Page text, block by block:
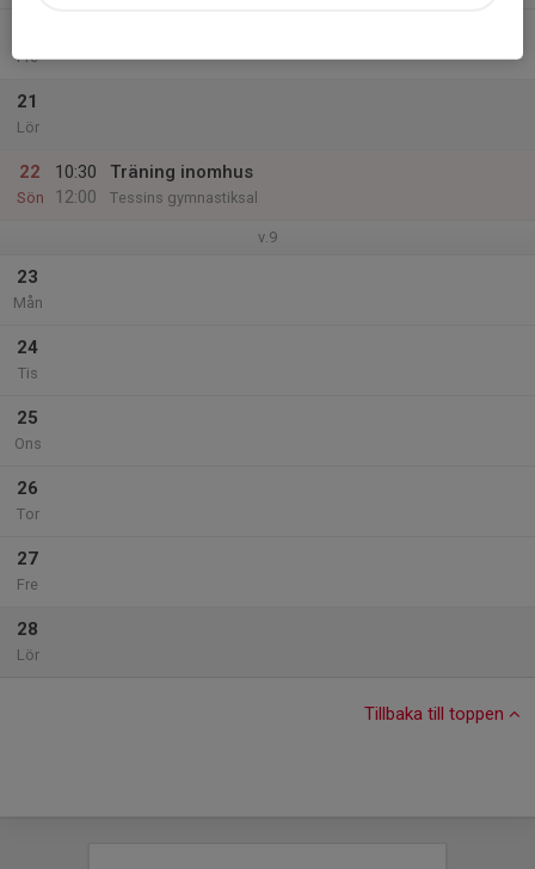
Fre
21
Lör
22
Sön
10:30
12:00
Träning inomhus
Tessins gymnastiksal
v.9
23
Mån
24
Tis
25
Ons
26
Tor
27
Fre
28
Lör
Tillbaka till toppen